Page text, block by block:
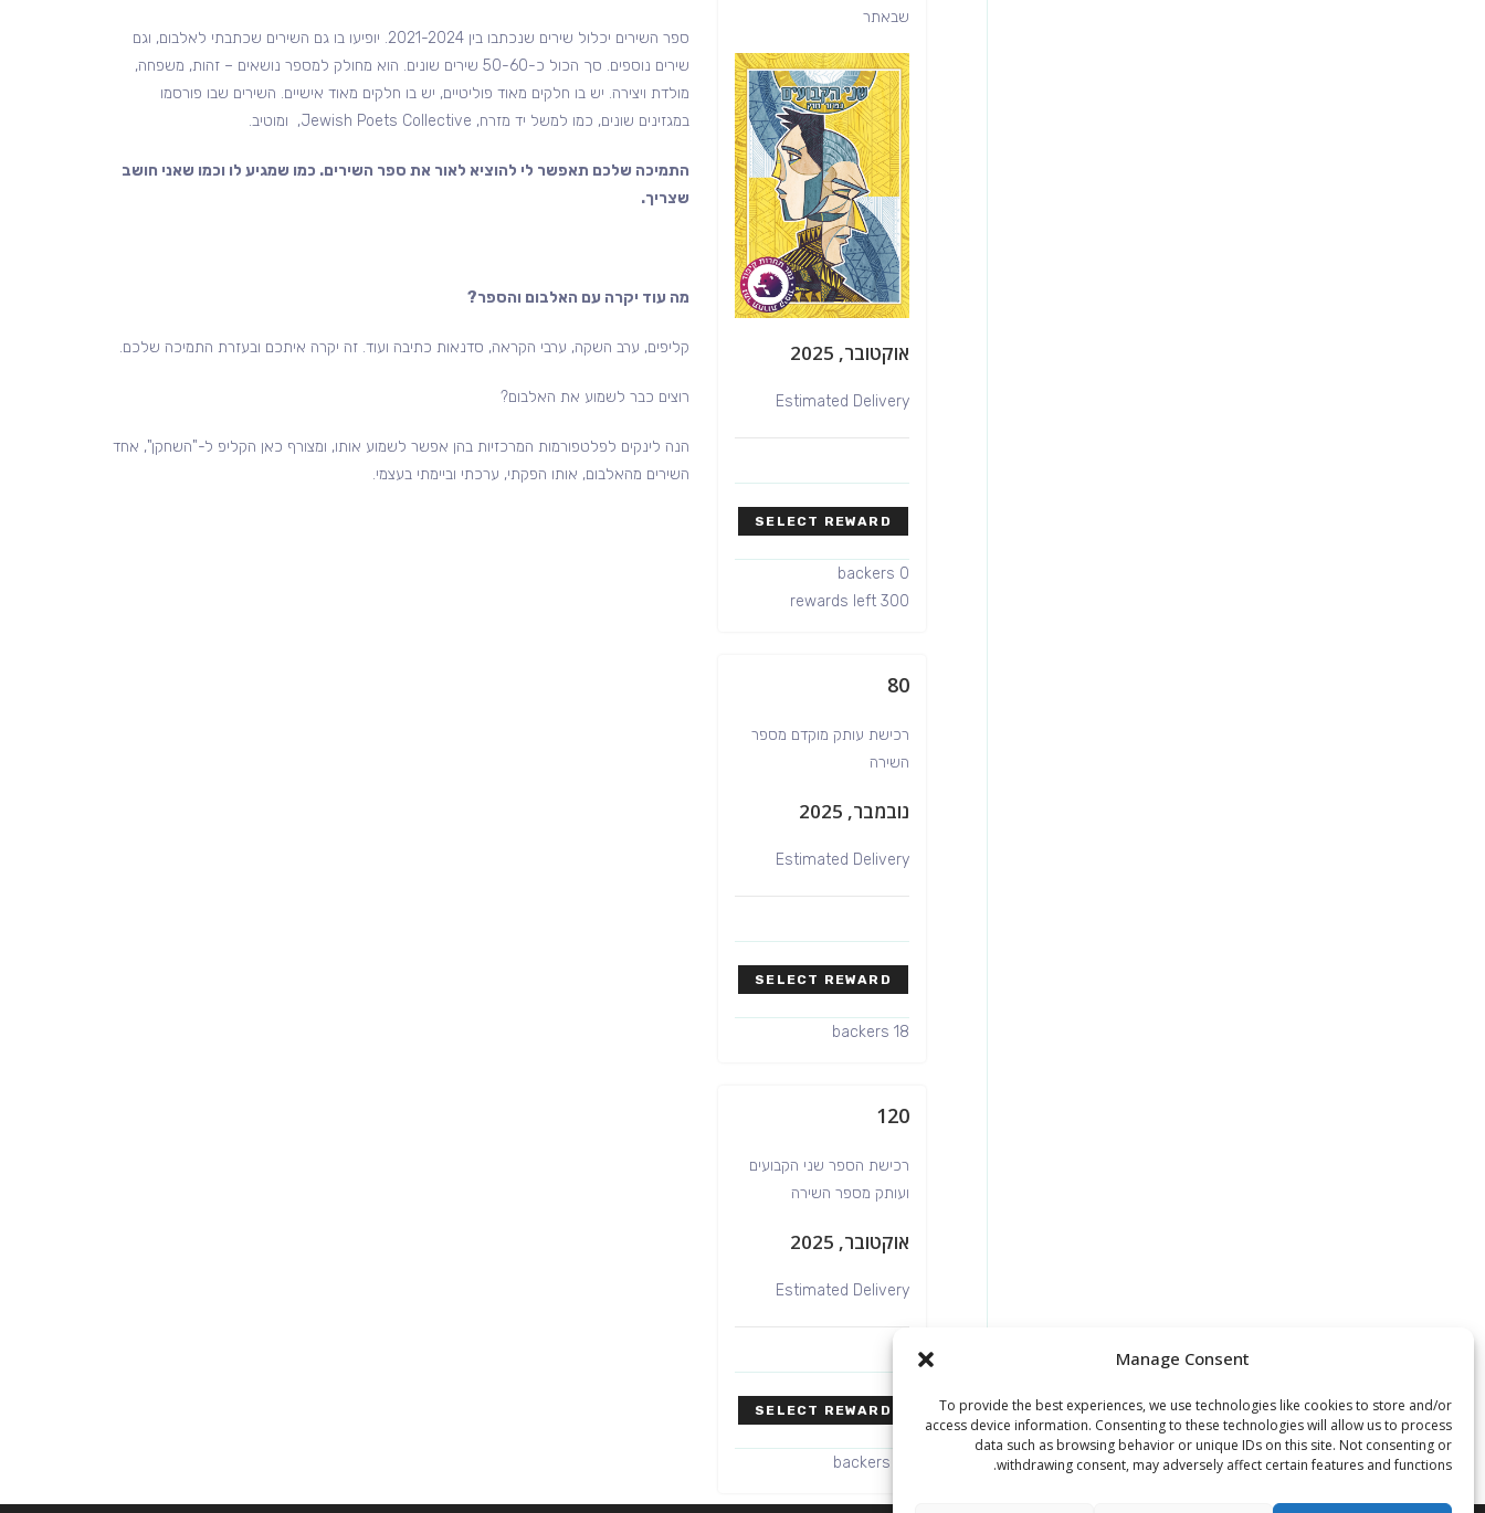
Manage Consent
To provide the best experiences, we use technologies like cookies to store and/or
access device information. Consenting to these technologies will allow us to process
data such as browsing behavior or unique IDs on this site. Not consenting or
withdrawing consent, may adversely affect certain features and functions.
ספר השירים יכלול שירים שנכתבו בין 2021-2024. יופיעו בו גם השירים שכתבתי לאלבום, וגם
שירים נוספים. סך הכול כ-50-60 שירים שונים. הוא מחולק למספר נושאים – זהות, משפחה,
מולדת ויצירה. יש בו חלקים מאוד פוליטיים, יש בו חלקים מאוד אישיים. השירים שבו פורסמו
במגזינים שונים, כמו למשל יד מזרח, Jewish Poets Collective, ומוטיב.
התמיכה שלכם תאפשר לי להוציא לאור את ספר השירים. כמו שמגיע לו וכמו שאני חושב
שצריך.
מה עוד יקרה עם האלבום והספר?
קליפים, ערב השקה, ערבי הקראה, סדנאות כתיבה ועוד. זה יקרה איתכם ובעזרת התמיכה שלכם.
רוצים כבר לשמוע את האלבום?
הנה לינקים לפלטפורמות המרכזיות בהן אפשר לשמוע אותו, ומצורף כאן הקליפ ל-"השחקן", אחד
השירים מהאלבום, אותו הפקתי, ערכתי וביימתי בעצמי.
שבאתר
אוקטובר, 2025
Estimated Delivery
SELECT REWARD
0 backers
300 rewards left
80
רכישת עותק מוקדם מספר
השירה
נובמבר, 2025
Estimated Delivery
SELECT REWARD
18 backers
120
רכישת הספר שני הקבועים
ועותק מספר השירה
אוקטובר, 2025
Estimated Delivery
SELECT REWARD